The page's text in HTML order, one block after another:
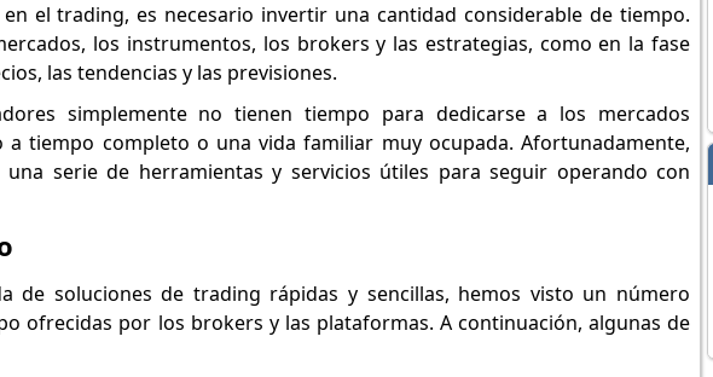
el trading, es necesario invertir una cantidad considerable de tiempo.
los instrumentos, los brokers y las estrategias, como en la fase
las tendencias y las previsiones.
simplemente no tienen tiempo para dedicarse a los mercados
tiempo completo o una vida familiar muy ocupada. Afortunadamente,
serie de herramientas y servicios útiles para seguir operando con
de soluciones de trading rápidas y sencillas, hemos visto un número
ofrecidas por los brokers y las plataformas. A continuación, algunas de